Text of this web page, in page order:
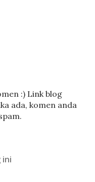
:) Link blog
ada, komen anda
ini